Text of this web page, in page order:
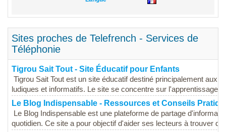
Sites proches de Telefrench - Services de
Téléphonie
Tigrou Sait Tout - Site Éducatif pour Enfants
Tigrou Sait Tout est un site éducatif destiné principalement aux
ludiques et informatifs. Le site se concentre sur l'apprentissage
Le Blog Indispensable - Ressources et Conseils
Le Blog Indispensable est une plateforme de partage
quotidien. Ce site a pour objectif d'aider ses lecteurs à trouver